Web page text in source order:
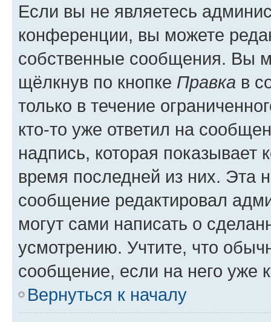
Если вы не являетесь
конференции, вы можете
собственные сообщения. Вы
щёлкнув по кнопке Правка в
только в течение
кто-то уже ответил на
надпись, которая показывает
время последней из них. Эта
сообщение редактировал
могут сами написать о
усмотрению. Учтите, что
сообщение, если на него уже
Вернуться к началу